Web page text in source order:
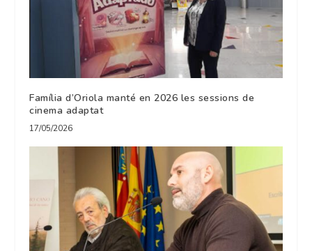
Família d’Oriola manté en 2026 les sessions de
cinema adaptat
17/05/2026